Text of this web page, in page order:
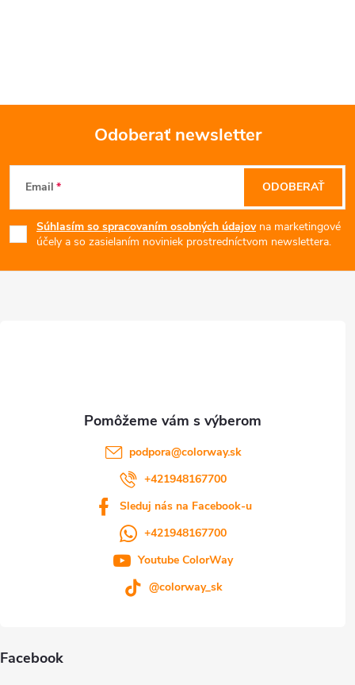
Z
á
p
Odoberať newsletter
Email
Súhlasím so spracovaním osobných údajovna marketingové
účely a so zasielaním noviniek prostredníctvom newslettera.
ODOBERAŤ
Facebook
podpora@colorway.sk
+421948167700
Sleduj nás na Facebook-u
+421948167700
Youtube ColorWay
@colorway_sk